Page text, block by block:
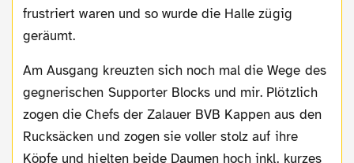
frustriert waren und so wurde die Halle zügig
geräumt.
Am Ausgang kreuzten sich noch mal die Wege des
gegnerischen Supporter Blocks und mir. Plötzlich
zogen die Chefs der Zalauer BVB Kappen aus den
Rucksäcken und zogen sie voller stolz auf ihre
Köpfe und hielten beide Daumen hoch inkl. kurzes